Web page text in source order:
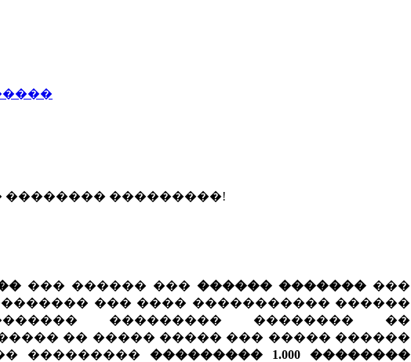
�������� ���������!
��� ������ ��� ������ ������� ���
��� ���� ����������� ������
��������� �������� ��
�� ����� ����� ��� ����� ������
��������� ��������� 1.000 ��������